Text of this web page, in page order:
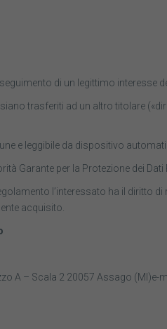
di un legittimo
siano trasferiti ad un altro titolare
e leggibile da dispositivo
Garante per la Protezione dei Dati
l’interessato ha il
acquisito.
A – Scala 2 20057 Assago